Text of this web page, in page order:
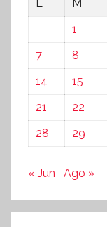
L
M
1
7
8
14
15
21
22
28
29
« Jun Ago »